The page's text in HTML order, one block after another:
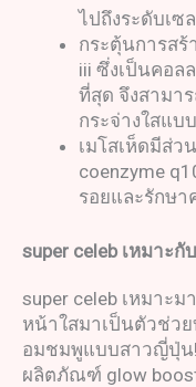
ไปถึงระดับเซ
กระตุ้นการสร้
iii ซึ่งเป็นคอล
ที่สุด จึงสามา
กระจ่างใสแ
เมโสเห็ดมีส่ว
coenzyme
รอยและรักษา
super celeb เหมาะกั
super celeb เหมาะ
หน้าใสมาเป็นตัวช่ว
อมชมพูแบบสาวญี่ปุ่น
ผลิตภัณฑ์ glow